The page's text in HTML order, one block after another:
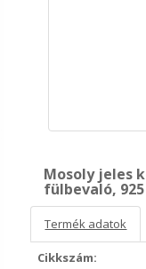
Mosoly jeles
fülbevaló,
Termék adatok
Cikkszám: